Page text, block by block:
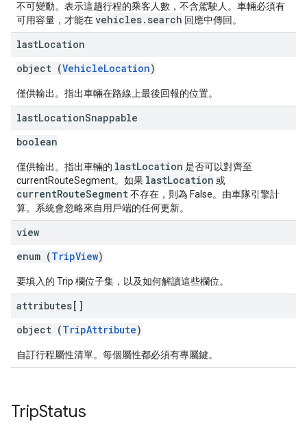
不可變動。表示這趟行程的乘客人數，不含駕駛人。車輛必須有
可用容量，才能在vehicles.search 回應中傳回。
lastLocation
object (VehicleLocation)
僅供輸出。指出車輛在路線上最後回報的位置。
lastLocationSnappable
boolean
僅供輸出。指出車輛的 lastLocation 是否可以對齊至
currentRouteSegment。如果 lastLocation 或
currentRouteSegment不存在，則為 False。由車隊引擎計
算。系統會忽略來自用戶端的任何更新。
view
enum (TripView)
要填入的 Trip 欄位子集，以及如何解讀這些欄位。
attributes[]
object (TripAttribute)
自訂行程屬性清單。每個屬性都必須有專屬鍵。
TripStatus